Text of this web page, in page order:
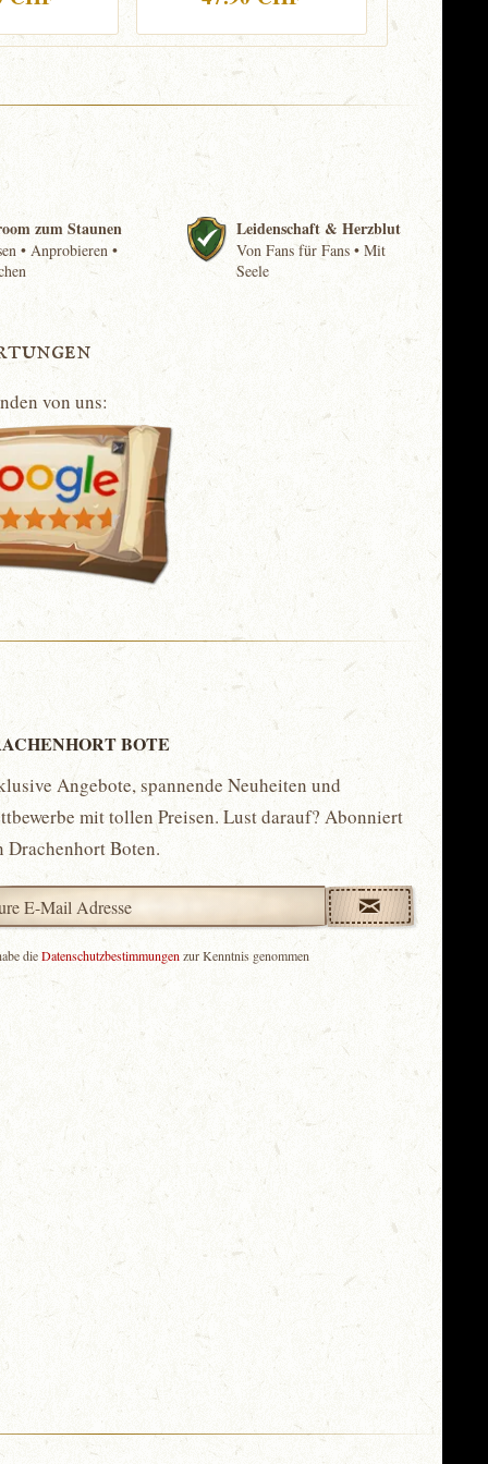
zum Staunen
• Anprobieren •
Leidenschaft & Herzblut
Von Fans für Fans • Mit
Seele
von uns:
BOTE
Angebote, spannende Neuheiten und
mit tollen Preisen. Lust darauf? Abonniert
Drachenhort Boten.
dieDatenschutzbestimmungen zur Kenntnis genommen